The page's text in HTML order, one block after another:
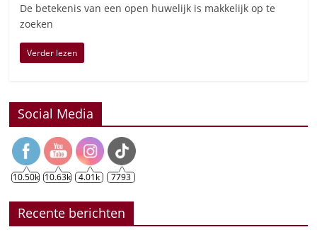
De betekenis van een open huwelijk is makkelijk op te
zoeken
Verder lezen
Social Media
10.50k 10.63k 4.01k 7793
Recente berichten